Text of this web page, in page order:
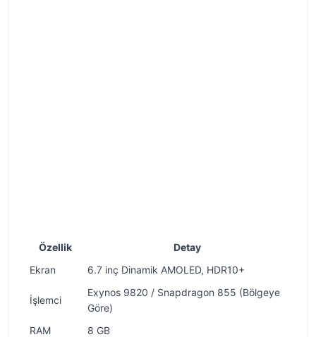
Özellik
Detay
Ekran
6.7 inç Dinamik AMOLED, HDR10+
İşlemci
Exynos 9820 / Snapdragon 855 (Bölgeye
Göre)
RAM
8 GB